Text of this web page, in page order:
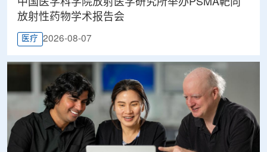
中国医学科学院放射医学研究所举办PSMA靶向
放射性药物学术报告会
医疗 2026-08-07